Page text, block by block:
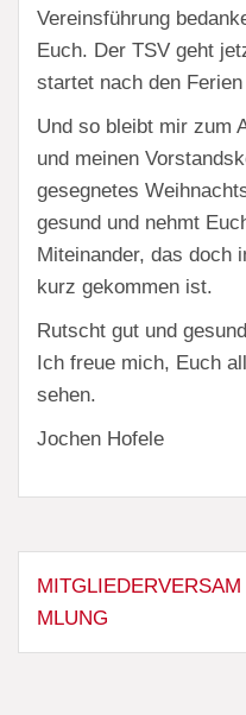
Vereinsführung
Euch. Der TSV geht
startet nach den
Und so bleibt mir zum
und meinen
gesegnetes
gesund und nehmt
Miteinander, das doch
kurz gekommen ist.
Rutscht gut und
Ich freue mich, Euch
sehen.
Jochen Hofele
MITGLIEDERVERSAM
MLUNG